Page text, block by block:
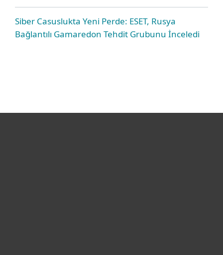
Siber Casuslukta Yeni Perde: ESET, Rusya
Bağlantılı Gamaredon Tehdit Grubunu İnceledi